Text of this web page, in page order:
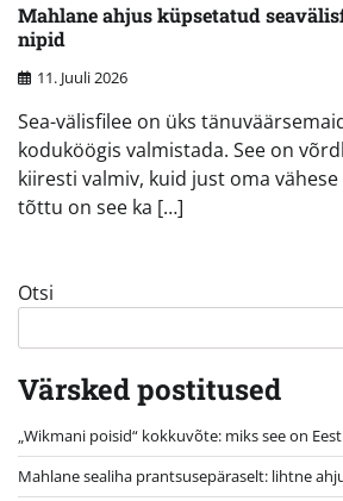
Mahlane ahjus küpsetatud
nipid
11. Juuli 2026
Sea-välisfilee on üks
koduköögis valmistada. See on
kiiresti valmiv, kuid just oma
tõttu on see ka […]
Otsi
Värsked postitused
„Wikmani poisid“ kokkuvõte: miks see on
Mahlane sealiha prantsusepäraselt: lihtne